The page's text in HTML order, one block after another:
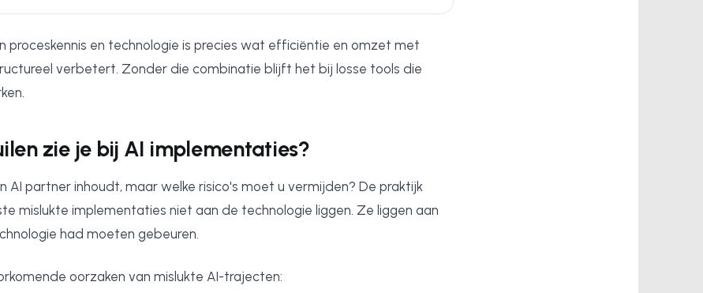
proceskennis en technologie is precies wat efficiëntie en omzet met
verbetert. Zonder die combinatie blijft het bij losse tools die
zie je bij AI implementaties?
AI partner inhoudt, maar welke risico's moet u vermijden? De praktijk
mislukte implementaties niet aan de technologie liggen. Ze liggen aan
had moeten gebeuren.
oorzaken van mislukte AI-trajecten: